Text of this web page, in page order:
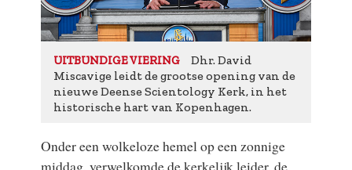
UITBUNDIGE VIERING
Dhr. David
Miscavige leidt de grootse opening van de
nieuwe Deense Scientology Kerk, in het
historische hart van Kopenhagen.
Onder een wolkeloze hemel op een zonnige